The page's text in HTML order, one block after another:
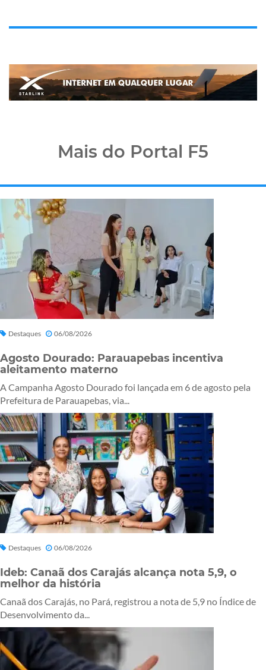
Mais do Portal F5
Destaques 06/08/2026
Agosto Dourado: Parauapebas incentiva
aleitamento materno
A Campanha Agosto Dourado foi lançada em 6 de agosto pela
Prefeitura de Parauapebas, via...
Destaques 06/08/2026
Ideb: Canaã dos Carajás alcança nota 5,9, o
melhor da história
Canaã dos Carajás, no Pará, registrou a nota de 5,9 no Índice de
Desenvolvimento da...